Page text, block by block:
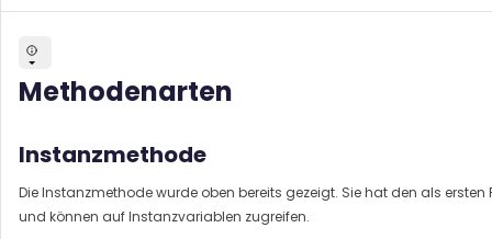
Methodenarten
Instanzmethode
Die Instanzmethode wurde oben bereits gezeigt. Sie hat den als ersten
und können auf Instanzvariablen zugreifen.